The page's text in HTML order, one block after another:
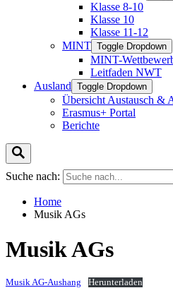
Klasse 8-10
Klasse 10
Klasse 11-12
MINT Toggle Dropdown
MINT-
Leitfaden NWT
Ausland Toggle Dropdown
Übersicht Austausch &
Erasmus+ Portal
Berichte
Suche nach:
Home
Musik AGs
Musik AGs
Musik AG-Aushang Herunterladen